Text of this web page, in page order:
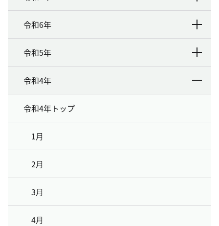
令和6年
令和5年
令和4年
令和4年トップ
1月
2月
3月
4月